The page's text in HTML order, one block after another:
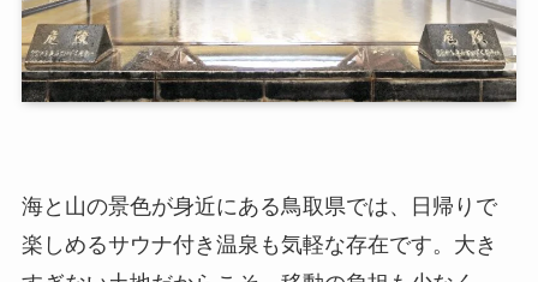
海と山の景色が身近にある鳥取県では、日帰りで
楽しめるサウナ付き温泉も気軽な存在です。大き